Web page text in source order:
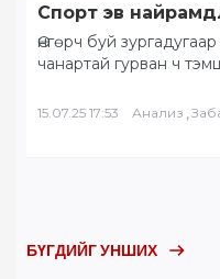
Спорт эв
Өнгөрч буй
чанартай гурван ч
“Солнечное
15.07.25 17:53 Анализ ,
БҮГДИЙГ УНШИХ